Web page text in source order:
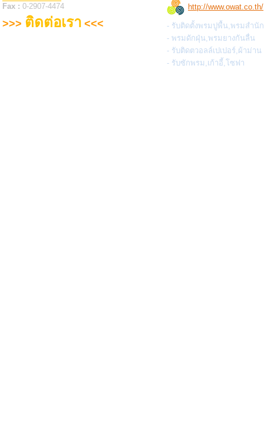
Fax : 0-2907-4474
>>> ติดต่อเรา <<<
http://www.owat.co.th/
- รับติดตั้งพรมปูพื้น,พรมสำนั
- พรมดักฝุ่น,พรมยางกันลื่น
- รับติดตวอลล์เปเปอร์,ผ้าม่าน
- รับซักพรม,เก้าอี้,โซฟา